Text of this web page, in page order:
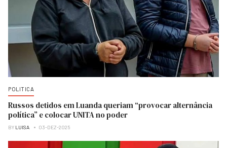
POLITICA
Russos detidos em Luanda queriam “provocar alternância
política” e colocar UNITA no poder
BY LUISA 03-DEZ-2025